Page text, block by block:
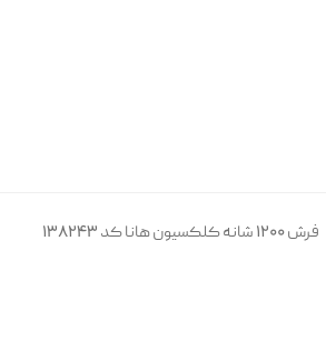
فرش 1200 شانه کلکسیون هانا کد 138243